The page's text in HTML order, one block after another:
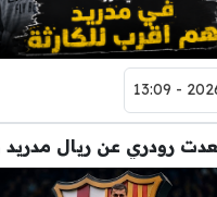
2026/